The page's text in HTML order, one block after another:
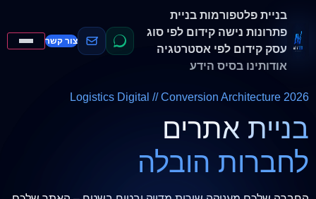
בניית פלטפורמות בניית
פתרונות נישה קידום לפי סוג
עסק קידום לפי אסטרטגיה
אודותינו בסיס הידע
צור קשר
Logistics Digital // Conversion Architecture 2026
בניית אתרים
לחברות הובלה